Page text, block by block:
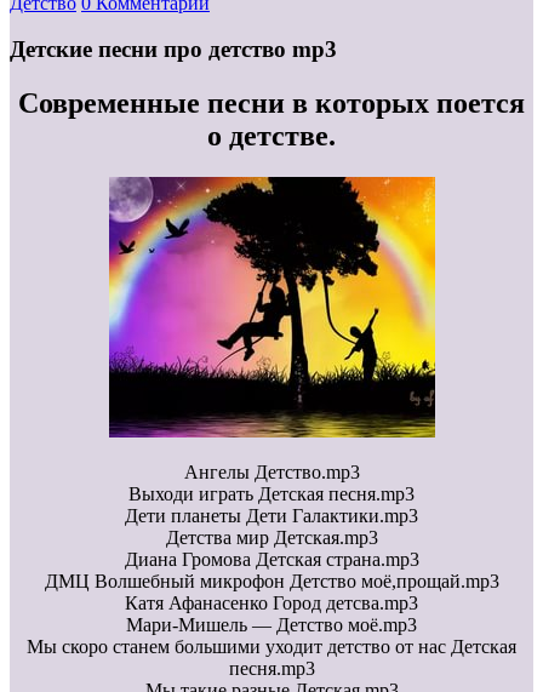
Детские песни про детство mp3
Современные песни в которых поется
о детстве.
Ангелы Детство.mp3
Выходи играть Детская песня.mp3
Дети планеты Дети Галактики.mp3
Детства мир Детская.mp3
Диана Громова Детская страна.mp3
ДМЦ Волшебный микрофон Детство моё,прощай.mp3
Катя Афанасенко Город детсва.mp3
Мари-Мишель — Детство моё.mp3
Мы скоро станем большими уходит детство от нас Детская
песня.mp3